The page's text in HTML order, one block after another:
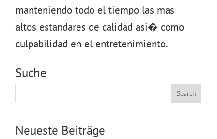
manteniendo todo el tiempo las mas
altos estandares de calidad asi� como
culpabilidad en el entretenimiento.
Suche
Search
Neueste Beiträge